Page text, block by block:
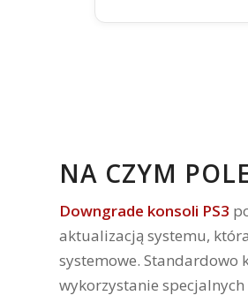
NA CZYM
Downgrade konsoli PS3
aktualizacją systemu,
systemowe. Standardowo
wykorzystanie specjalnych